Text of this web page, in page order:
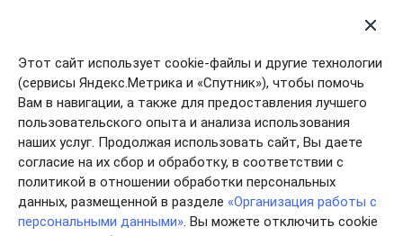
Этот сайт использует cookie-файлы и другие технологии
(сервисы Яндекс.Метрика и «Спутник»), чтобы помочь
Вам в навигации, а также для предоставления лучшего
пользовательского опыта и анализа использования
наших услуг. Продолжая использовать сайт, Вы даете
согласие на их сбор и обработку, в соответствии с
политикой в отношении обработки персональных
данных, размещенной в разделе «Организация работы с
персональными данными». Вы можете отключить cookie
области
Единый портал
государственных услуг
Работа в России
Ивановская областная
Правительство
Ивановской области